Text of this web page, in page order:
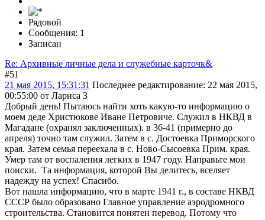
Рядовой
Сообщения: 1
Записан
Re: Архивные личные дела и служебные карточк&
#51
21 мая 2015, 15:31:31 Последнее редактирование: 22 мая 2015,
00:55:00 от Лариса З
Добрый день! Пытаюсь найти хоть какую-то информацию о
моем деде Христюкове Иване Петровиче. Служил в НКВД в
Магадане (охранял заключенных). в 36-41 (примерно до
апреля) точно там служил. Затем в с. Достоевка Приморского
края. Затем семья переехала в с. Ново-Сысоевка Прим. края.
Умер там от воспаления легких в 1947 году. Направьте мои
поиски. Та информация, которой Вы делитесь, вселяет
надежду на успех! Спасибо.
Вот нашла информацию, что в марте 1941 г., в составе НКВД
СССР было образовано Главное управление аэродромного
строительства. Становится понятен перевод. Потому что